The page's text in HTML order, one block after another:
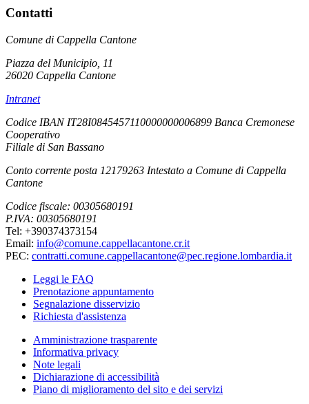
Contatti
Comune di Cappella Cantone
Piazza del Municipio, 11
26020 Cappella Cantone
Intranet
Codice IBAN IT28I0845457110000000006899 Banca Cremonese
Cooperativo
Filiale di San Bassano
Conto corrente posta 12179263 Intestato a Comune di Cappella
Cantone
Codice fiscale: 00305680191
P.IVA: 00305680191
Tel: +390374373154
Email: info@comune.cappellacantone.cr.it
PEC: contratti.comune.cappellacantone@pec.regione.lombardia.it
Leggi le FAQ
Prenotazione appuntamento
Segnalazione disservizio
Richiesta d'assistenza
Amministrazione trasparente
Informativa privacy
Note legali
Dichiarazione di accessibilità
Piano di miglioramento del sito e dei servizi